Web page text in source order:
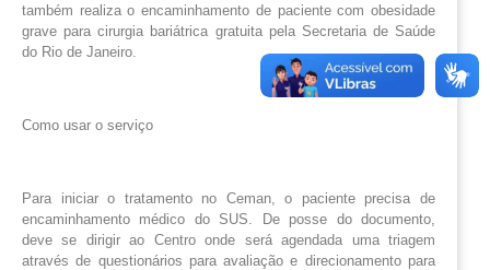
também realiza o encaminhamento de paciente com obesidade
grave para cirurgia bariátrica gratuita pela Secretaria de Saúde
do Rio de Janeiro.
Como usar o serviço
Para iniciar o tratamento no Ceman, o paciente precisa de
encaminhamento médico do SUS. De posse do documento,
deve se dirigir ao Centro onde será agendada uma triagem
através de questionários para avaliação e direcionamento para